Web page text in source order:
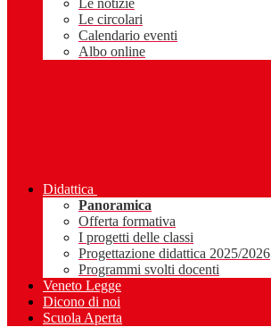
Le notizie
Le circolari
Calendario eventi
Albo online
Didattica
Panoramica
Offerta formativa
I progetti delle classi
Progettazione didattica 2025/2026
Programmi svolti docenti
Veneto Legge
Dicono di noi
Scuola Aperta